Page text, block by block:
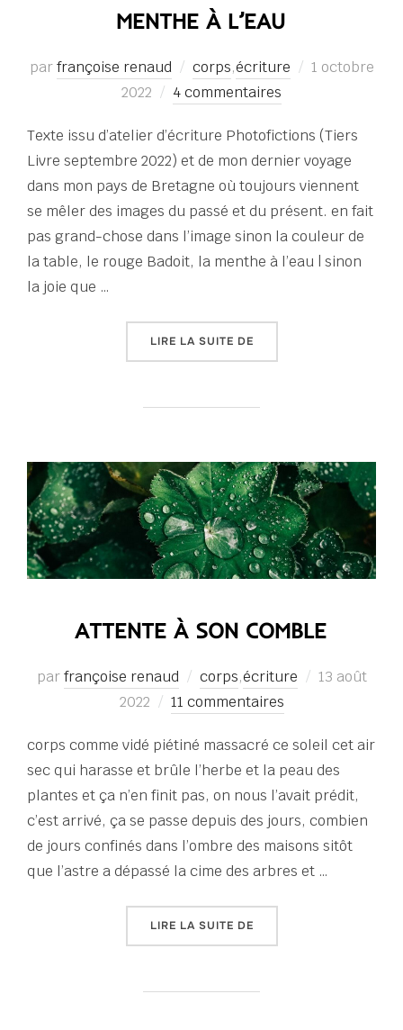
MENTHE À L’EAU
parfrançoise renaud corps,écriture
Publié
1 octobre
2022
4 commentaires
Texte issu d’atelier d’écriture Photofictions (Tiers
Livre septembre 2022) et de mon dernier voyage
dans mon pays de Bretagne où toujours viennent
se mêler des images du passé et du présent. en fait
pas grand-chose dans l’image sinon la couleur de
la table, le rouge Badoit, la menthe à l’eau | sinon
la joie que …
LIRE LA SUITE DE« MENTHE À L’EAU »
ATTENTE À SON COMBLE
parfrançoise renaud corps,écriture
Publié
13 août
2022
11 commentaires
corps comme vidé piétiné massacré ce soleil cet air
sec qui harasse et brûle l’herbe et la peau des
plantes et ça n’en finit pas, on nous l’avait prédit,
c’est arrivé, ça se passe depuis des jours, combien
de jours confinés dans l’ombre des maisons sitôt
que l’astre a dépassé la cime des arbres et …
LIRE LA SUITE DE« ATTENTE À SON